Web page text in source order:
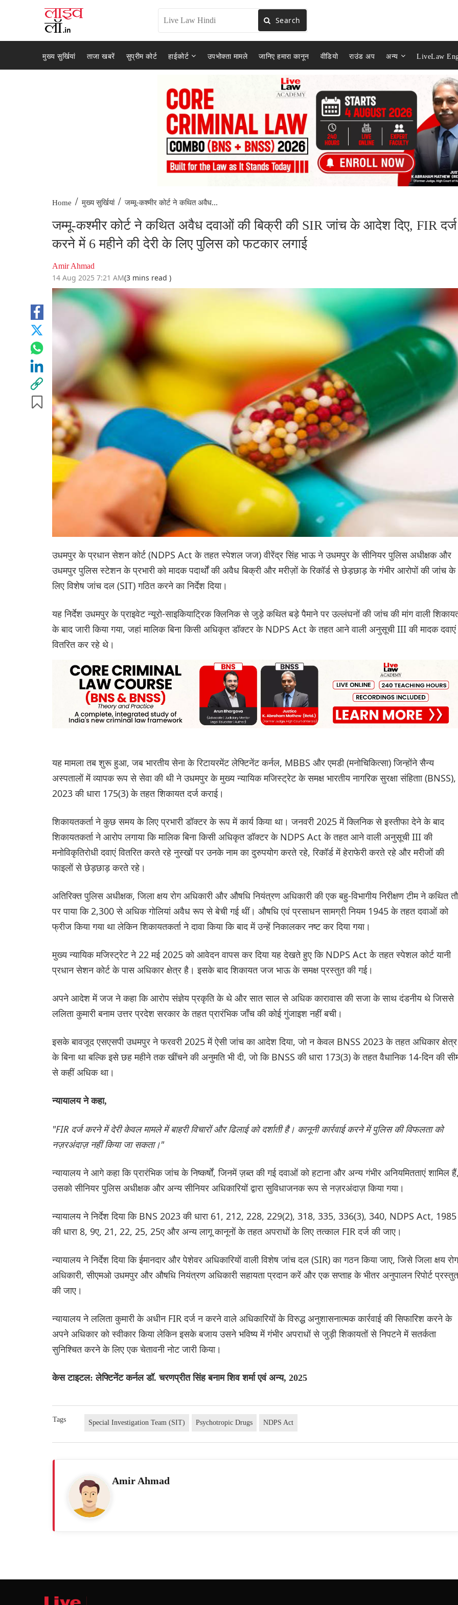
Search
मुख्य सुर्खियां ताजा खबरें सुप्रीम कोर्ट हाईकोर्ट उपभोक्ता मामले जानिए हमारा कानून वीडियो राउंड अप अन्य LiveLaw
Home / मुख्य सुर्खियां / जम्मू-कश्मीर कोर्ट ने कथित अवैध...
जम्मू-कश्मीर कोर्ट ने कथित अवैध दवाओं की बिक्री की SIR जांच के आदेश दिए, FIR दर्ज
करने में 6 महीने की देरी के लिए पुलिस को फटकार लगाई
Amir Ahmad
14 Aug 2025 7:21 AM(3 mins read )
उधमपुर के प्रधान सेशन कोर्ट (NDPS Act के तहत स्पेशल जज) वीरेंद्र सिंह भाऊ ने उधमपुर के सीनियर पुलिस अधीक्षक और
उधमपुर पुलिस स्टेशन के प्रभारी को मादक पदार्थों की अवैध बिक्री और मरीज़ों के रिकॉर्ड से छेड़छाड़ के गंभीर आरोपों की जांच के
लिए विशेष जांच दल (SIT) गठित करने का निर्देश दिया।
यह निर्देश उधमपुर के प्राइवेट न्यूरो-साइकियाट्रिक क्लिनिक से जुड़े कथित बड़े पैमाने पर उल्लंघनों की जांच की मांग वाली
के बाद जारी किया गया, जहां मालिक बिना किसी अधिकृत डॉक्टर के NDPS Act के तहत आने वाली अनुसूची III की मादक दवाएं
वितरित कर रहे थे।
यह मामला तब शुरू हुआ, जब भारतीय सेना के रिटायरमेंट लेफ्टिनेंट कर्नल, MBBS और एमडी (मनोचिकित्सा) जिन्होंने सैन्य
अस्पतालों में व्यापक रूप से सेवा की थी ने उधमपुर के मुख्य न्यायिक मजिस्ट्रेट के समक्ष भारतीय नागरिक सुरक्षा संहिताा (BNSS),
2023 की धारा 175(3) के तहत शिकायत दर्ज कराई।
शिकायतकर्ता ने कुछ समय के लिए प्रभारी डॉक्टर के रूप में कार्य किया था। जनवरी 2025 में क्लिनिक से इस्तीफा देने के बाद
शिकायतकर्ता ने आरोप लगाया कि मालिक बिना किसी अधिकृत डॉक्टर के NDPS Act के तहत आने वाली अनुसूची III की
मनोविकृतिरोधी दवाएं वितरित करते रहे नुस्खों पर उनके नाम का दुरुपयोग करते रहे, रिकॉर्ड में हेराफेरी करते रहे और मरीजों की
फाइलों से छेड़छाड़ करते रहे।
अतिरिक्त पुलिस अधीक्षक, जिला क्षय रोग अधिकारी और औषधि नियंत्रण अधिकारी की एक बहु-विभागीय निरीक्षण टीम ने कथित
पर पाया कि 2,300 से अधिक गोलियां अवैध रूप से बेची गई थीं। औषधि एवं प्रसाधन सामग्री नियम 1945 के तहत दवाओं को
फ्रीज किया गया था लेकिन शिकायतकर्ता ने दावा किया कि बाद में उन्हें निकालकर नष्ट कर दिया गया।
मुख्य न्यायिक मजिस्ट्रेट ने 22 मई 2025 को आवेदन वापस कर दिया यह देखते हुए कि NDPS Act के तहत स्पेशल कोर्ट यानी
प्रधान सेशन कोर्ट के पास अधिकार क्षेत्र है। इसके बाद शिकायत जज भाऊ के समक्ष प्रस्तुत की गई।
अपने आदेश में जज ने कहा कि आरोप संज्ञेय प्रकृति के थे और सात साल से अधिक कारावास की सजा के साथ दंडनीय थे जिससे
ललिता कुमारी बनाम उत्तर प्रदेश सरकार के तहत प्रारंभिक जाँच की कोई गुंजाइश नहीं बची।
इसके बावजूद एसएसपी उधमपुर ने फरवरी 2025 में ऐसी जांच का आदेश दिया, जो न केवल BNSS 2023 के तहत अधिकार क्षेत्र
के बिना था बल्कि इसे छह महीने तक खींचने की अनुमति भी दी, जो कि BNSS की धारा 173(3) के तहत वैधानिक 14-दिन की
से कहीं अधिक था।
न्यायालय ने कहा,
"FIR दर्ज करने में देरी केवल मामले में बाहरी विचारों और ढिलाई को दर्शाती है। कानूनी कार्रवाई करने में पुलिस की विफलता को
नज़रअंदाज़ नहीं किया जा सकता।"
न्यायालय ने आगे कहा कि प्रारंभिक जांच के निष्कर्षों, जिनमें ज़ब्त की गई दवाओं को हटाना और अन्य गंभीर अनियमितताएं शामिल
उसको सीनियर पुलिस अधीक्षक और अन्य सीनियर अधिकारियों द्वारा सुविधाजनक रूप से नज़रअंदाज़ किया गया।
न्यायालय ने निर्देश दिया कि BNS 2023 की धारा 61, 212, 228, 229(2), 318, 335, 336(3), 340, NDPS Act, 1985
की धारा 8, 9ए, 21, 22, 25, 25ए और अन्य लागू कानूनों के तहत अपराधों के लिए तत्काल FIR दर्ज की जाए।
न्यायालय ने निर्देश दिया कि ईमानदार और पेशेवर अधिकारियों वाली विशेष जांच दल (SIR) का गठन किया जाए, जिसे जिला क्षय रोग
अधिकारी, सीएमओ उधमपुर और औषधि नियंत्रण अधिकारी सहायता प्रदान करें और एक सप्ताह के भीतर अनुपालन रिपोर्ट प्रस्तुत
की जाए।
न्यायालय ने ललिता कुमारी के अधीन FIR दर्ज न करने वाले अधिकारियों के विरुद्ध अनुशासनात्मक कार्रवाई की सिफारिश करने के
अपने अधिकार को स्वीकार किया लेकिन इसके बजाय उसने भविष्य में गंभीर अपराधों से जुड़ी शिकायतों से निपटने में सतर्कता
सुनिश्चित करने के लिए एक चेतावनी नोट जारी किया।
केस टाइटल: लेफ्टिनेंट कर्नल डॉ. चरणप्रीत सिंह बनाम शिव शर्मा एवं अन्य, 2025
Tags Special Investigation Team (SIT) Psychotropic Drugs NDPS Act
Amir Ahmad